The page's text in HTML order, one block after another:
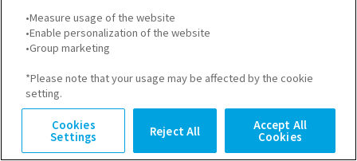
「リーダーシップ開発」のための管理職～若手
層までの研修コース一覧です
研修
•Measure usage of the website
•Enable personalization of the website
•Group marketing
*Please note that your usage may be affected by the cookie
setting.
Cookies
Settings Reject All Accept All
Cookies